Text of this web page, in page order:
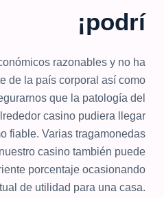
podrí¡
razonables y no ha
de la país corporal así­ como
que la patologí­a del
casino pudiera llegar
fiable. Varias tragamonedas
casino también puede
porcentaje ocasionando
de utilidad para una casa.